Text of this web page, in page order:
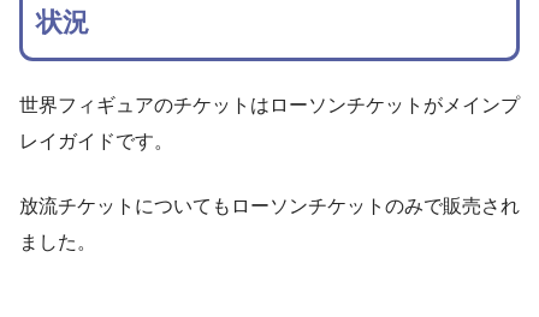
状況
世界フィギュアのチケットはローソンチケットがメインプ
レイガイドです。
放流チケットについてもローソンチケットのみで販売され
ました。